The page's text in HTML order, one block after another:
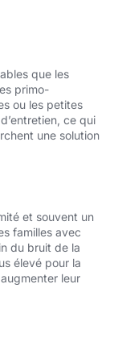
que les
primo-
ou les petites
ce qui
une solution
et souvent un
familles avec
du bruit de la
élevé pour la
leur